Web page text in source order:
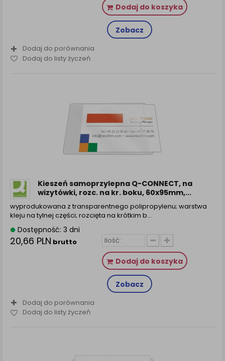
Dodaj do koszyka
Zobacz
Dodaj do porównania
Dodaj do listy życzeń
Kieszeń samoprzylepna Q-CONNECT, na
wizytówki, rozc. na kr. boku, 60x95mm,...
wyprodukowana z transparentnego polipropylenu; warstwa
kleju na tylnej części; rozcięta na krótkim b...
Dostępność: 3 dni
20,66 PLN brutto
Dodaj do koszyka
Zobacz
Dodaj do porównania
Dodaj do listy życzeń